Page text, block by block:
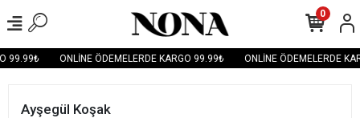
99.99₺ ONLİNE ÖDEMELERDE KARGO 99.99₺ ONLİNE ÖDEMELERDE
0
Ayşegül Koşak